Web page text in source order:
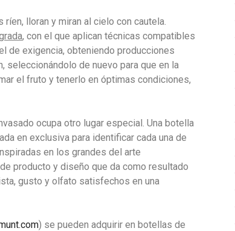
lloran y miran al cielo con cautela.
, con el que aplican técnicas compatibles
de exigencia, obteniendo producciones
seleccionándolo de nuevo para que en la
el fruto y tenerlo en óptimas condiciones,
ocupa otro lugar especial. Una botella
en exclusiva para identificar cada una de
en los grandes del arte
producto y diseño que da como resultado
gusto y olfato satisfechos en una
) se pueden adquirir en botellas de